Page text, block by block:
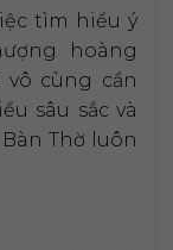
tìm hiểu ý
hoàng
cùng cần
sâu sắc và
Thờ luôn